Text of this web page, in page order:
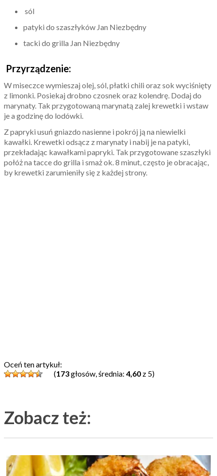
sól
patyki do szaszłyków Jan Niezbędny
tacki do grilla Jan Niezbędny
Przyrządzenie:
W miseczce wymieszaj olej, sól, płatki chili oraz sok wyciśnięty
z limonki. Posiekaj drobno czosnek oraz kolendrę. Dodaj do
marynaty. Tak przygotowaną marynatą zalej krewetki i wstaw
je a godzinę do lodówki.
Z papryki usuń gniazdo nasienne i pokrój ją na niewielki
kawałki. Krewetki odsącz z marynaty i nabij je na patyki,
przekładając kawałkami papryki. Tak przygotowane szaszłyki
połóż na tacce do grilla i smaż ok. 8 minut, często je obracając,
by krewetki zarumieniły się z każdej strony.
Oceń ten artykuł:
(173głosów, średnia: 4,60 z 5)
Zobacz też: